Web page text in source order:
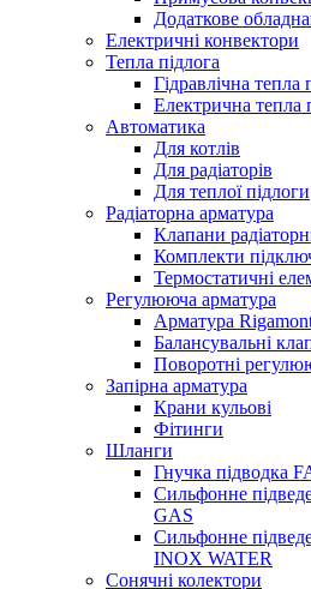
Додаткове
Електричні конвектори
Тепла підлога
Гідравлічна тепла
Електрична тепла
Автоматика
Для котлів
Для радіаторів
Для теплої підлоги
Радіаторна арматура
Клапани
Комплекти
Термостатичні
Регулююча арматура
Арматура
Балансувальні
Поворотні
Запірна арматура
Крани кульові
Фітинги
Шланги
Гнучка підводка
Сильфонне
GAS
Сильфонне
INOX WATER
Сонячні колектори